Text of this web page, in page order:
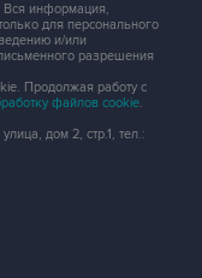
Вся информация,
для персонального
и/или
разрешения
Продолжая работу с
файлов cookie.
дом 2, стр.1, тел.: